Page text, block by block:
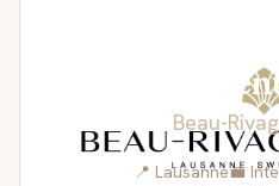
Stage
Beau-
📍 Lausanne💼